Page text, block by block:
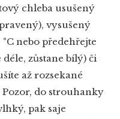
chleba usušený
vysušený
nebo předehřejte
zůstane bílý) či
až rozsekané
do strouhanky
pak saje